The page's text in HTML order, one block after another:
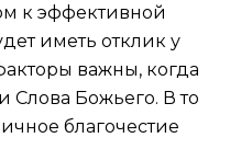
к эффективной
иметь отклик у
важны, когда
Слова Божьего. В то
благочестие